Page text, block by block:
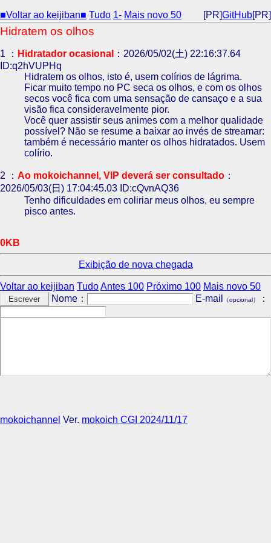
■Voltar ao keijiban■ Tudo 1- Mais novo 50 [PR]GitHub[PR]
Hidratem os olhos
1 ： Hidratador ocasional
：2026/05/02(土) 22:16:37.64
ID:q2hVUPHq
Hidratem os olhos, isto é, usem colírios de lágrima.
Ficar muito tempo no PC seca os olhos, e com os olhos
secos você fica com uma sensação de cansaço e a sua
visão fica consideravelmente pior.
Você quer assistir seus animes com a melhor qualidade
possível? Não se resume a baixar ao invés de streamar:
também é necessário manter os olhos hidratados. Usem
colírio.
2 ： Ao mokoichannel, VIP deverá ser consultado ：
2026/05/03(日) 17:04:45.03 ID:cQvnAQ36
Tenho dificuldades em coliriar meus olhos, eu sempre
pisco antes.
0KB
Exibição de nova chegada
Voltar ao keijiban TudoAntes 100 Próximo 100 Mais novo 50
Nome：
E-mail （opcional） ：
mokoichannel Ver. mokoich CGI 2024/11/17